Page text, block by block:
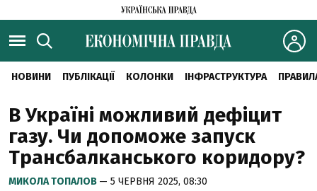
НОВИНИ ПУБЛІКАЦІЇ КОЛОНКИ ІНФРАСТРУКТУРА
В Україні можливий дефіцит
газу. Чи допоможе запуск
Трансбалканського коридору?
МИКОЛА ТОПАЛОВ — 5 ЧЕРВНЯ 2025, 08:30